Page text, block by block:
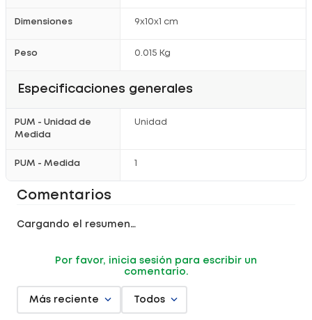
Dimensiones 9x10x1 cm
Peso 0.015 Kg
Especificaciones generales
PUM - Unidad de
Medida
Unidad
PUM - Medida
Comentarios
Cargando el resumen…
Por favor, inicia sesión para escribir un
comentario.
Más reciente Todos